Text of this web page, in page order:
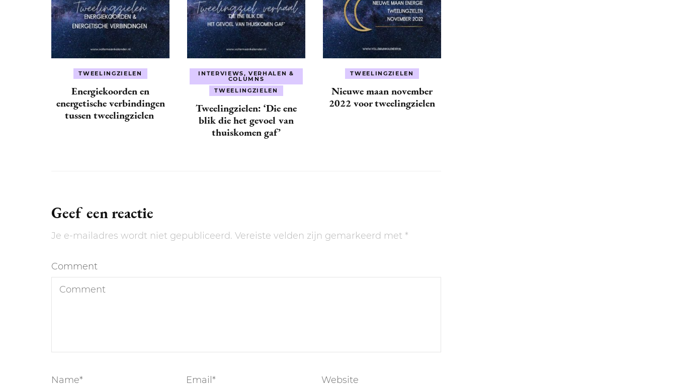
TWEELINGZIELEN
Energiekoorden en
energetische verbindingen
tussen tweelingzielen
INTERVIEWS, VERHALEN &
COLUMNS
TWEELINGZIELEN
Tweelingzielen: ‘Die ene
blik die het gevoel van
thuiskomen gaf’
TWEELINGZIELEN
Nieuwe maan november
2022 voor tweelingzielen
Geef een reactie
Je e-mailadres wordt niet gepubliceerd. Vereiste velden zijn gemarkeerd met *
Comment
Name* Email* Website